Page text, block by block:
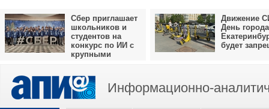
Сбер приглашает
школьников и
студентов на
конкурс по ИИ с
крупными
Движение
День города
будет
Информационно-